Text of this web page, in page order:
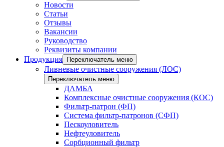
Новости
Статьи
Отзывы
Вакансии
Руководство
Реквизиты компании
Продукция
Переключатель меню
Ливневые очистные сооружения (ЛОС)
Переключатель меню
ДАМБА
Комплексные очистные сооружения (КОС)
Фильтр-патрон (ФП)
Система фильтр-патронов (СФП)
Пескоуловитель
Нефтеуловитель
Сорбционный фильтр